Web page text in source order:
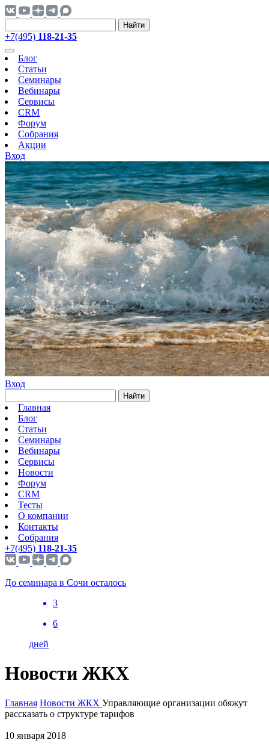
Найти
+7(495) 118-21-35
Блог
Статьи
Семинары
Вебинары
Сервисы
CRM
Форум
Собрания
Акции
Вход
Вход
Найти
Главная
Блог
Статьи
Семинары
Вебинары
Сервисы
Новости
Форум
CRM
Тесты
О компании
Контакты
Собрания
+7(495) 118-21-35
До семинара в Сочи осталось
3
6
дней
Новости ЖКХ
Главная Новости ЖКХ Управляющие организации обяжут
рассказать о структуре тарифов
10 января 2018